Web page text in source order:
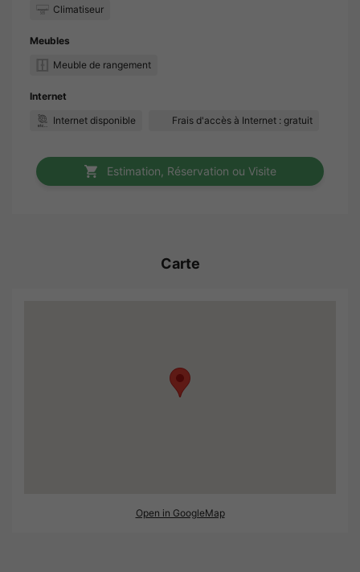
Climatiseur
Meubles
Meuble de rangement
Internet
Internet disponible
Frais d'accès à Internet : gratuit
Estimation, Réservation ou Visite
Carte
Open in GoogleMap